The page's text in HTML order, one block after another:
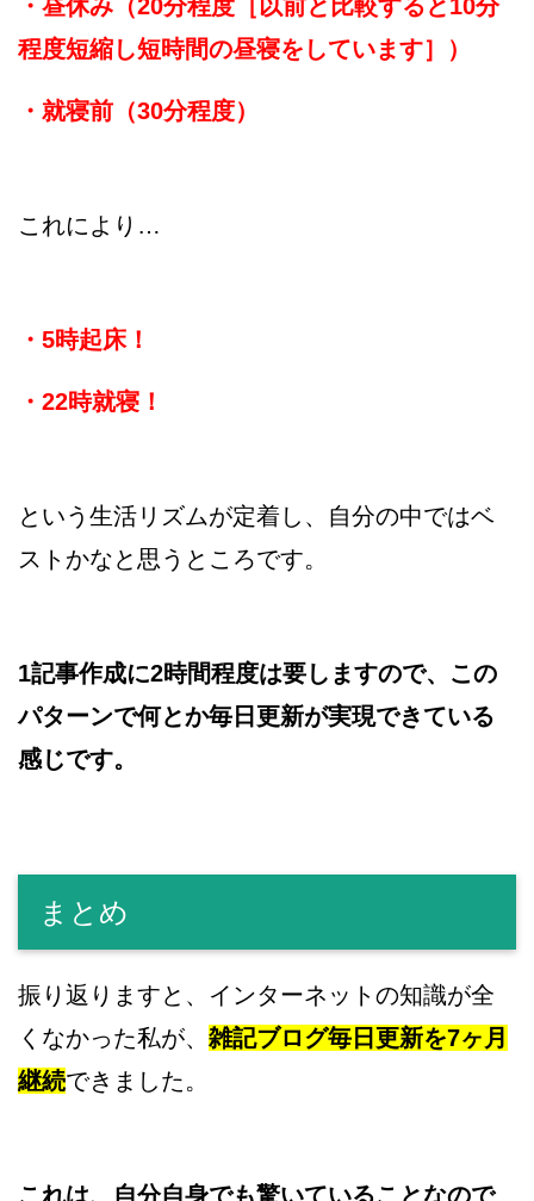
・昼休み（20分程度［以前と比較すると10分
程度短縮し短時間の昼寝をしています］）
・就寝前（30分程度）
これにより…
・5時起床！
・22時就寝！
という生活リズムが定着し、自分の中ではベ
ストかなと思うところです。
1記事作成に2時間程度は要しますので、この
パターンで何とか毎日更新が実現できている
感じです。
まとめ
振り返りますと、インターネットの知識が全
くなかった私が、 雑記ブログ毎日更新を7ヶ月
継続できました。
これは、自分自身でも驚いていることなので